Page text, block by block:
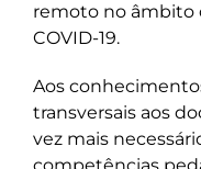
remoto no âmbito
COVID-19.
Aos
transversais aos
vez mais